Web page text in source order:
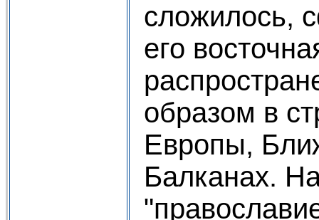
сложилось,
его
образом в
Европы,
Балканах.